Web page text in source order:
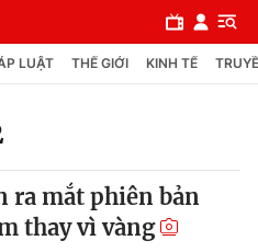
LUẬT THẾ GIỚI KINH TẾ
ra mắt phiên bản
thay vì vàng